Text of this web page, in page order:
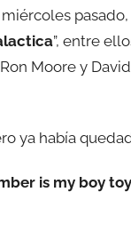
miércoles
”, entre
Moore y
ya había
is my boy